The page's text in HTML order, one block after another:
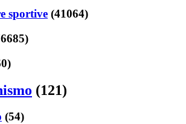
sportive (41064)
(121)
(54)